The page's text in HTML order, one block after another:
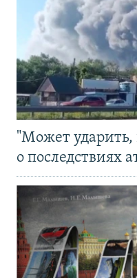
"Может ударить,
о последствиях